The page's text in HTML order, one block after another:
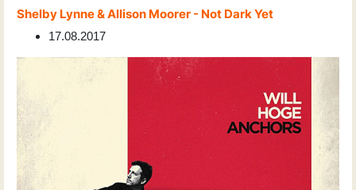
Shelby Lynne & Allison Moorer - Not Dark Yet
17.08.2017